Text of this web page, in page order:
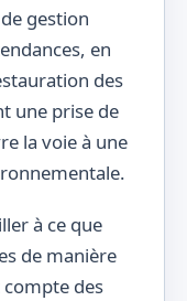
gestion
en
des
une prise de
la voie à une
à ce que
de manière
des